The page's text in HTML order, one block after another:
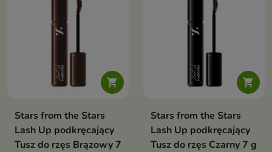

Stars from the Stars
Lash Up podkręcający
Tusz do rzęs Brązowy 7

Stars from the Stars
Lash Up podkręcający
Tusz do rzęs Czarny 7 g